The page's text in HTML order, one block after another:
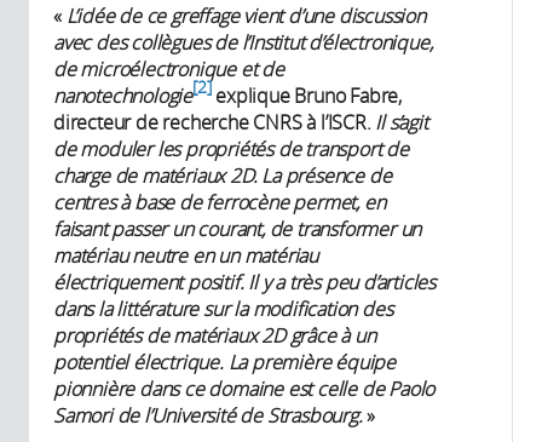
« L’idée de ce greffage vient d’une discussion
avec des collègues de l’Institut d’électronique,
de microélectronique et de
nanotechnologie 2 explique Bruno Fabre,
directeur de recherche CNRS à l’ISCR. Il s’agit
de moduler les propriétés de transport de
charge de matériaux 2D. La présence de
centres à base de ferrocène permet, en
faisant passer un courant, de transformer un
matériau neutre en un matériau
électriquement positif. Il y a très peu d’articles
dans la littérature sur la modification des
propriétés de matériaux 2D grâce à un
potentiel électrique. La première équipe
pionnière dans ce domaine est celle de Paolo
Samori de l’Université de Strasbourg.»